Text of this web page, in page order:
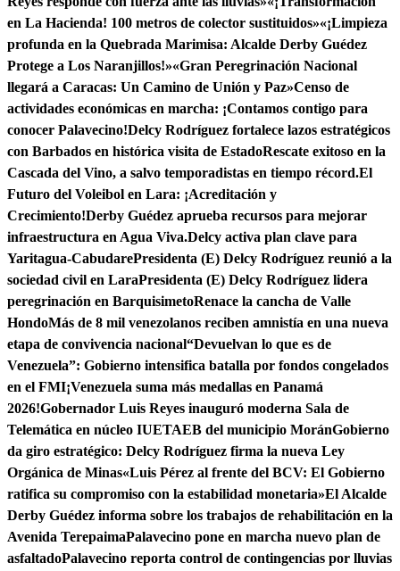
en La Hacienda! 100 metros de colector sustituidos»«¡Limpieza
profunda en la Quebrada Marimisa: Alcalde Derby Guédez
Protege a Los Naranjillos!»«Gran Peregrinación Nacional
llegará a Caracas: Un Camino de Unión y Paz»Censo de
actividades económicas en marcha: ¡Contamos contigo para
conocer Palavecino!Delcy Rodríguez fortalece lazos estratégicos
con Barbados en histórica visita de EstadoRescate exitoso en la
Cascada del Vino, a salvo temporadistas en tiempo récord.El
Futuro del Voleibol en Lara: ¡Acreditación y
Crecimiento!Derby Guédez aprueba recursos para mejorar
infraestructura en Agua Viva.Delcy activa plan clave para
Yaritagua-CabudarePresidenta (E) Delcy Rodríguez reunió a la
sociedad civil en LaraPresidenta (E) Delcy Rodríguez lidera
peregrinación en BarquisimetoRenace la cancha de Valle
HondoMás de 8 mil venezolanos reciben amnistía en una nueva
etapa de convivencia nacional“Devuelvan lo que es de
Venezuela”: Gobierno intensifica batalla por fondos congelados
en el FMI¡Venezuela suma más medallas en Panamá
2026!Gobernador Luis Reyes inauguró moderna Sala de
Telemática en núcleo IUETAEB del municipio MoránGobierno
da giro estratégico: Delcy Rodríguez firma la nueva Ley
Orgánica de Minas«Luis Pérez al frente del BCV: El Gobierno
ratifica su compromiso con la estabilidad monetaria»El Alcalde
Derby Guédez informa sobre los trabajos de rehabilitación en la
Avenida TerepaimaPalavecino pone en marcha nuevo plan de
asfaltadoPalavecino reporta control de contingencias por lluvias